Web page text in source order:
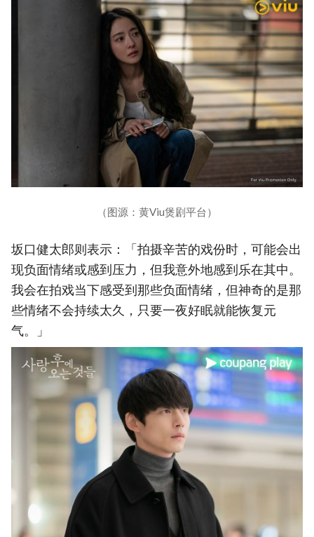
（图源：黄Viu煲剧平台）
坂口健太郎则表示：「拍摄辛苦的戏份时，可能会出
现负面情绪或感到压力，但我意外地感到乐在其中。
我会在拍戏当下感受到那些负面情绪，但神奇的是那
些情绪不会持续太久，只要一夜好眠就能恢复元
气。」